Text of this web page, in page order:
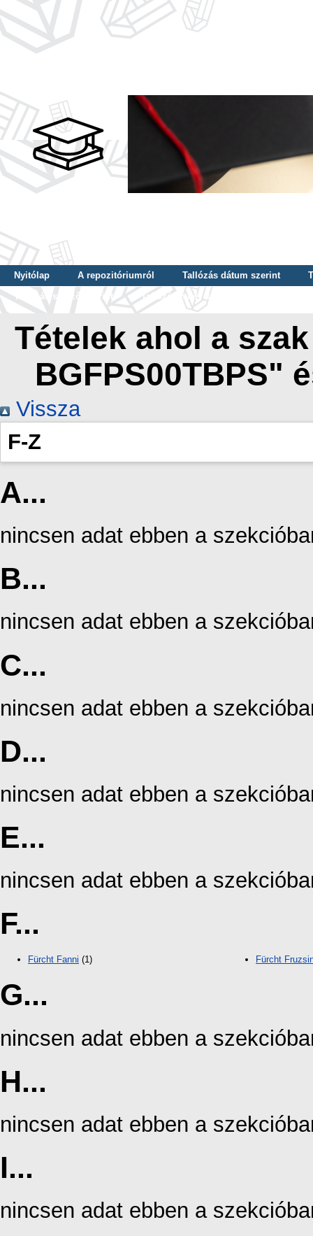
Nyitólap A repozitóriumról Tallózás dátum szerint
Tallózás szerző szerint
Tallózás nyelv szerint
Tételek ahol a
BGFPS00TBPS"
Vissza
F-Z
A...
nincsen adat ebben a
B...
nincsen adat ebben a
C...
nincsen adat ebben a
D...
nincsen adat ebben a
E...
nincsen adat ebben a
F...
Fürcht Fanni (1) Fürcht
G...
nincsen adat ebben a
H...
nincsen adat ebben a
I...
nincsen adat ebben a